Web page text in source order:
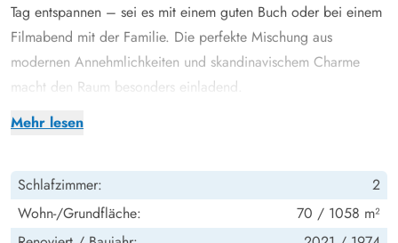
Mehr lesen
Tag entspannen – sei es mit einem guten Buch oder bei einem
Filmabend mit der Familie. Die perfekte Mischung aus
modernen Annehmlichkeiten und skandinavischem Charme
macht den Raum besonders einladend.
In der gut ausgestatteten Küche findet ihr alles, was ihr für
ein gemütliches Abendessen, hier könnt ihr euch kulinarisch
austoben. Der angrenzende Essbereich lädt zu gemeinsamen
Mahlzeiten in entspannter Runde ein.
Schlafzimmer:
2
Wohn-/Grundfläche:
70 / 1058 m²